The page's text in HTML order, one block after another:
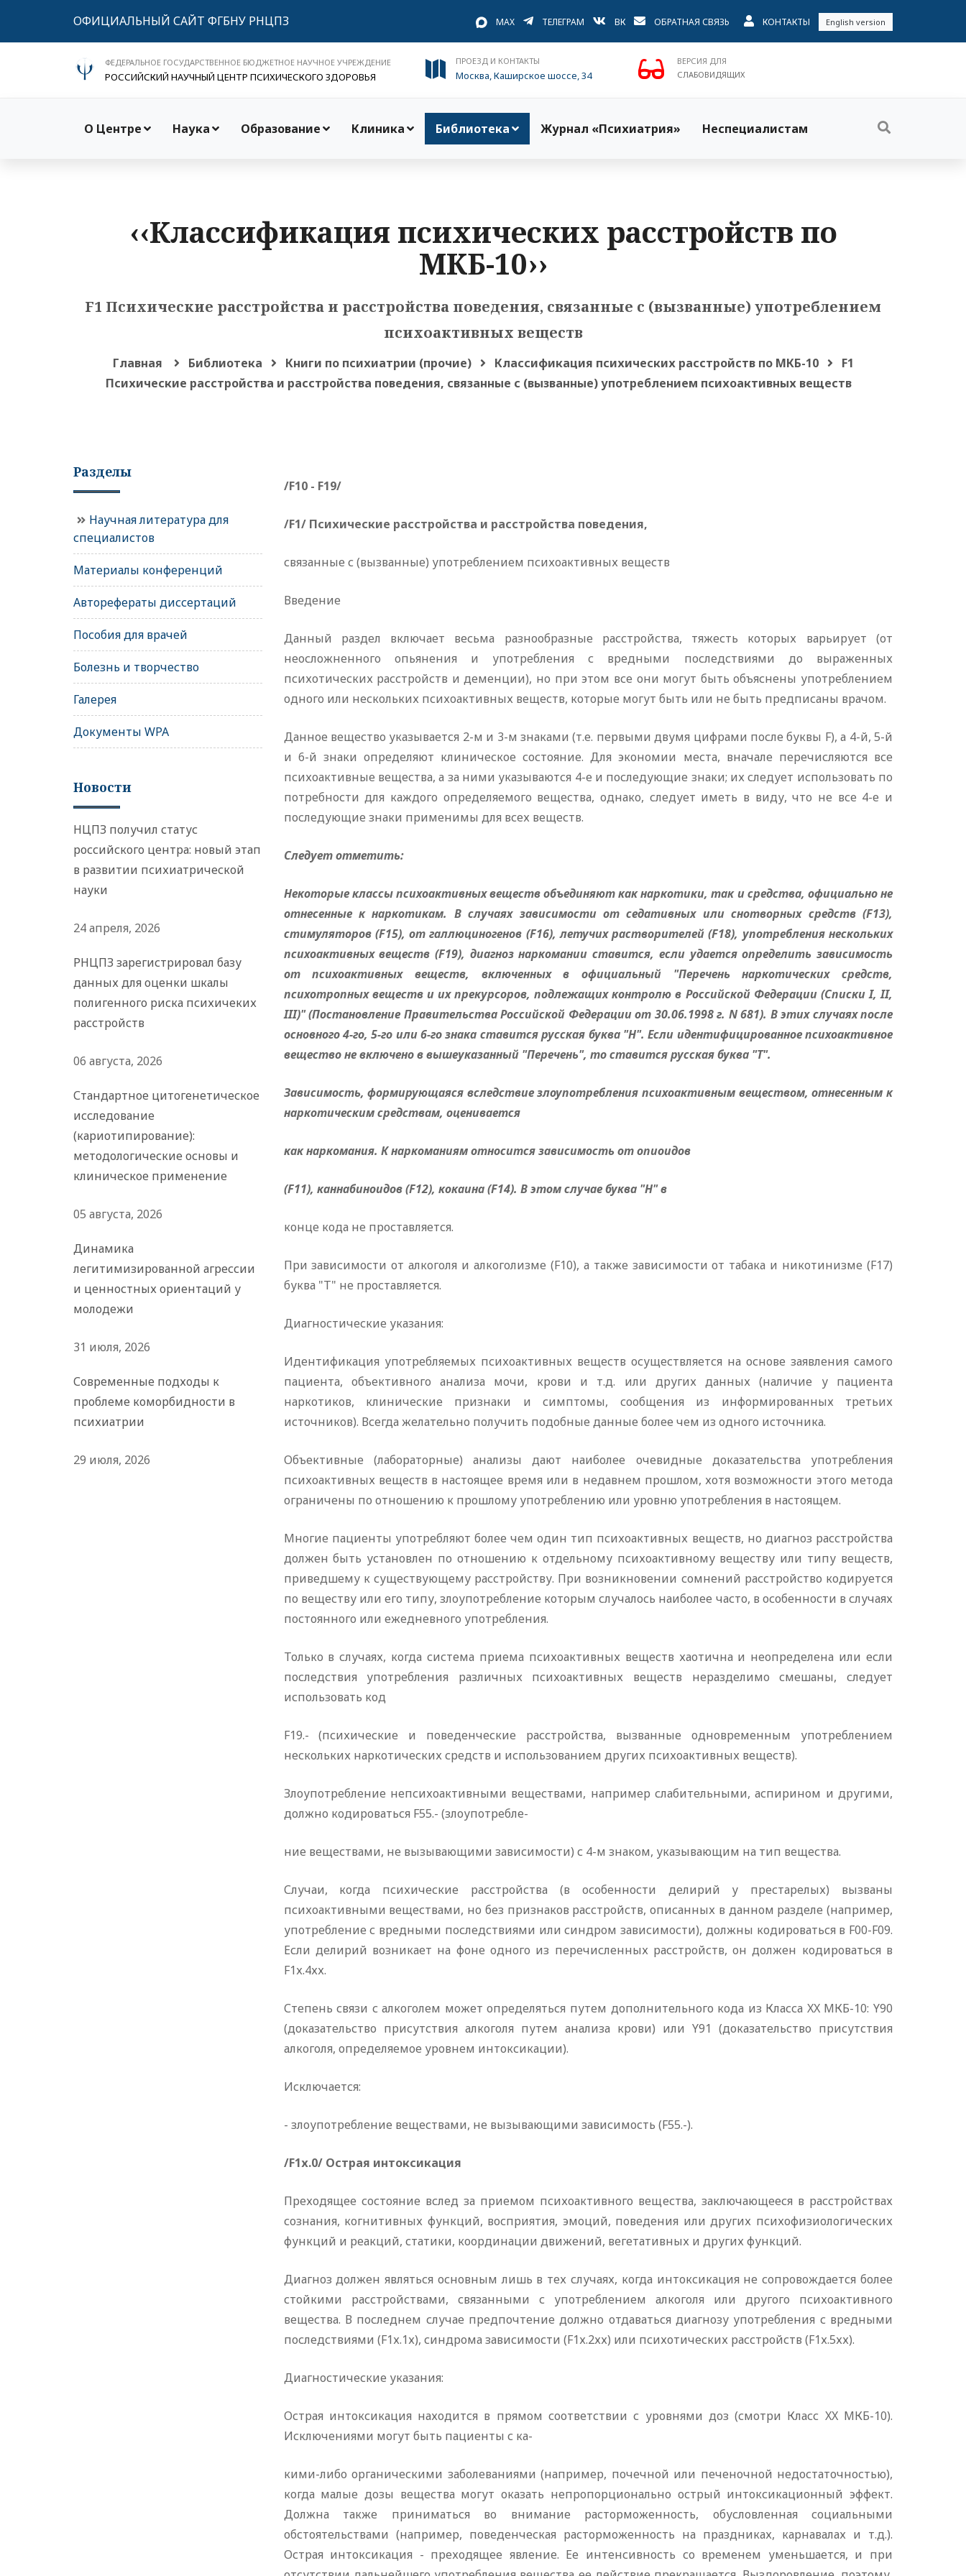
ОФИЦИАЛЬНЫЙ САЙТ ФГБНУ РНЦПЗ MAX ТЕЛЕГРАМ ВК ОБРАТНАЯ СВЯЗЬ КОНТАКТЫ English version
ФЕДЕРАЛЬНОЕ ГОСУДАРСТВЕННОЕ БЮДЖЕТНОЕ НАУЧНОЕ УЧРЕЖДЕНИЕ
РОССИЙСКИЙ НАУЧНЫЙ ЦЕНТР ПСИХИЧЕСКОГО ЗДОРОВЬЯ
ПРОЕЗД И КОНТАКТЫ
Москва, Каширское шоссе, 34
ВЕРСИЯ ДЛЯ
СЛАБОВИДЯЩИХ
О Центре Наука Образование Клиника Библиотека Журнал «Психиатрия» Неспециалистам
‹‹Классификация психических расстройств по
МКБ-10››
F1 Психические расстройства и расстройства поведения, связанные с (вызванные) употреблением
психоактивных веществ
Главная Библиотека Книги по психиатрии (прочие) Классификация психических расстройств по МКБ-10
F1
Психические расстройства и расстройства поведения, связанные с (вызванные) употреблением психоактивных веществ
/F10 - F19/
/F1/ Психические расстройства и расстройства поведения,
связанные с (вызванные) употреблением психоактивных веществ
Введение
Данный раздел включает весьма разнообразные расстройства, тяжесть которых варьирует (от
неосложненного опьянения и употребления с вредными последствиями до выраженных
психотических расстройств и деменции), но при этом все они могут быть объяснены употреблением
одного или нескольких психоактивных веществ, которые могут быть или не быть предписаны врачом.
Данное вещество указывается 2-м и 3-м знаками (т.е. первыми двумя цифрами после буквы F), а 4-й, 5-й
и 6-й знаки определяют клиническое состояние. Для экономии места, вначале перечисляются все
психоактивные вещества, а за ними указываются 4-е и последующие знаки; их следует использовать по
потребности для каждого определяемого вещества, однако, следует иметь в виду, что не все 4-е и
последующие знаки применимы для всех веществ.
Следует отметить:
Некоторые классы психоактивных веществ объединяют как наркотики, так и средства, официально не
отнесенные к наркотикам. В случаях зависимости от седативных или снотворных средств (F13),
стимуляторов (F15), от галлюциногенов (F16), летучих растворителей (F18), употребления нескольких
психоактивных веществ (F19), диагноз наркомании ставится, если удается определить зависимость
от психоактивных веществ, включенных в официальный "Перечень наркотических средств,
психотропных веществ и их прекурсоров, подлежащих контролю в Российской Федерации (Списки I, II,
III)" (Постановление Правительства Российской Федерации от 30.06.1998 г. N 681). В этих случаях после
основного 4-го, 5-го или 6-го знака ставится русская буква "Н". Если идентифицированное психоактивное
вещество не включено в вышеуказанный "Перечень", то ставится русская буква "Т".
Зависимость, формирующаяся вследствие злоупотребления психоактивным веществом, отнесенным к
наркотическим средствам, оценивается
как наркомания. К наркоманиям относится зависимость от опиоидов
(F11), каннабиноидов (F12), кокаина (F14). В этом случае буква "Н" в
конце кода не проставляется.
При зависимости от алкоголя и алкоголизме (F10), а также зависимости от табака и никотинизме (F17)
буква "Т" не проставляется.
Диагностические указания:
Идентификация употребляемых психоактивных веществ осуществляется на основе заявления самого
пациента, объективного анализа мочи, крови и т.д. или других данных (наличие у пациента
наркотиков, клинические признаки и симптомы, сообщения из информированных третьих
источников). Всегда желательно получить подобные данные более чем из одного источника.
Объективные (лабораторные) анализы дают наиболее очевидные доказательства употребления
психоактивных веществ в настоящее время или в недавнем прошлом, хотя возможности этого метода
ограничены по отношению к прошлому употреблению или уровню употребления в настоящем.
Многие пациенты употребляют более чем один тип психоактивных веществ, но диагноз расстройства
должен быть установлен по отношению к отдельному психоактивному веществу или типу веществ,
приведшему к существующему расстройству. При возникновении сомнений расстройство кодируется
по веществу или его типу, злоупотребление которым случалось наиболее часто, в особенности в случаях
постоянного или ежедневного употребления.
Только в случаях, когда система приема психоактивных веществ хаотична и неопределена или если
последствия употребления различных психоактивных веществ неразделимо смешаны, следует
использовать код
F19.- (психические и поведенческие расстройства, вызванные одновременным употреблением
нескольких наркотических средств и использованием других психоактивных веществ).
Злоупотребление непсихоактивными веществами, например слабительными, аспирином и другими,
должно кодироваться F55.- (злоупотребле-
ние веществами, не вызывающими зависимости) с 4-м знаком, указывающим на тип вещества.
Случаи, когда психические расстройства (в особенности делирий у престарелых) вызваны
психоактивными веществами, но без признаков расстройств, описанных в данном разделе (например,
употребление с вредными последствиями или синдром зависимости), должны кодироваться в F00-F09.
Если делирий возникает на фоне одного из перечисленных расстройств, он должен кодироваться в
F1х.4хх.
Степень связи с алкоголем может определяться путем дополнительного кода из Класса XX МКБ-10: Y90
(доказательство присутствия алкоголя путем анализа крови) или Y91 (доказательство присутствия
алкоголя, определяемое уровнем интоксикации).
Исключается:
- злоупотребление веществами, не вызывающими зависимость (F55.-).
/F1х.0/ Острая интоксикация
Преходящее состояние вслед за приемом психоактивного вещества, заключающееся в расстройствах
сознания, когнитивных функций, восприятия, эмоций, поведения или других психофизиологических
функций и реакций, статики, координации движений, вегетативных и других функций.
Диагноз должен являться основным лишь в тех случаях, когда интоксикация не сопровождается более
стойкими расстройствами, связанными с употреблением алкоголя или другого психоактивного
вещества. В последнем случае предпочтение должно отдаваться диагнозу употребления с вредными
последствиями (F1х.1х), синдрома зависимости (F1х.2хх) или психотических расстройств (F1х.5хх).
Диагностические указания:
Острая интоксикация находится в прямом соответствии с уровнями доз (смотри Класс XX МКБ-10).
Исключениями могут быть пациенты с ка-
кими-либо органическими заболеваниями (например, почечной или печеночной недостаточностью),
когда малые дозы вещества могут оказать непропорционально острый интоксикационный эффект.
Должна также приниматься во внимание расторможенность, обусловленная социальными
обстоятельствами (например, поведенческая расторможенность на праздниках, карнавалах и т.д.).
Острая интоксикация - преходящее явление. Ее интенсивность со временем уменьшается, и при
Разделы
Научная литература для
специалистов
Материалы конференций
Авторефераты диссертаций
Пособия для врачей
Болезнь и творчество
Галерея
Документы WPA
Новости
НЦПЗ получил статус
российского центра: новый этап
в развитии психиатрической
науки
24 апреля, 2026
РНЦПЗ зарегистрировал базу
данных для оценки шкалы
полигенного риска психичеких
расстройств
06 августа, 2026
Стандартное цитогенетическое
исследование
(кариотипирование):
методологические основы и
клиническое применение
05 августа, 2026
Динамика
легитимизированной агрессии
и ценностных ориентаций у
молодежи
31 июля, 2026
Современные подходы к
проблеме коморбидности в
психиатрии
29 июля, 2026